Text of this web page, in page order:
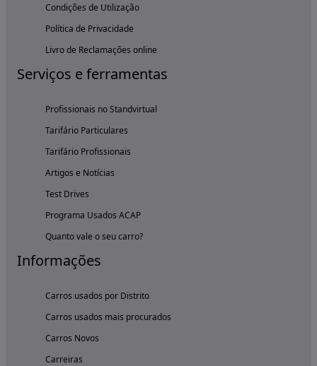
Condições de Utilização
Política de Privacidade
Livro de Reclamações online
Serviços e ferramentas
Profissionais no Standvirtual
Tarifário Particulares
Tarifário Profissionais
Artigos e Notícias
Test Drives
Programa Usados ACAP
Quanto vale o seu carro?
Informações
Carros usados por Distrito
Carros usados mais procurados
Carros Novos
Carreiras